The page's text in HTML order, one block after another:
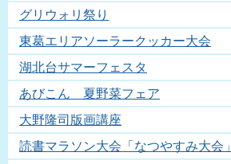
グリウォリ祭り
東葛エリアソーラークッカー大会
湖北台サマーフェスタ
あびこん 夏野菜フェア
大野隆司版画講座
読書マラソン大会「なつやすみ大会」